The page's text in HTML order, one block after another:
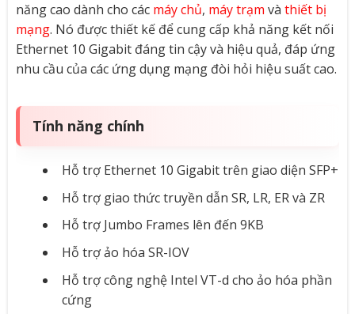
năng cao dành cho các máy chủ, máy trạm và thiết bị
mạng. Nó được thiết kế để cung cấp khả năng kết nối
Ethernet 10 Gigabit đáng tin cậy và hiệu quả, đáp ứng
nhu cầu của các ứng dụng mạng đòi hỏi hiệu suất cao.
Tính năng chính
Hỗ trợ Ethernet 10 Gigabit trên giao diện SFP+
Hỗ trợ giao thức truyền dẫn SR, LR, ER và ZR
Hỗ trợ Jumbo Frames lên đến 9KB
Hỗ trợ ảo hóa SR-IOV
Hỗ trợ công nghệ Intel VT-d cho ảo hóa phần
cứng